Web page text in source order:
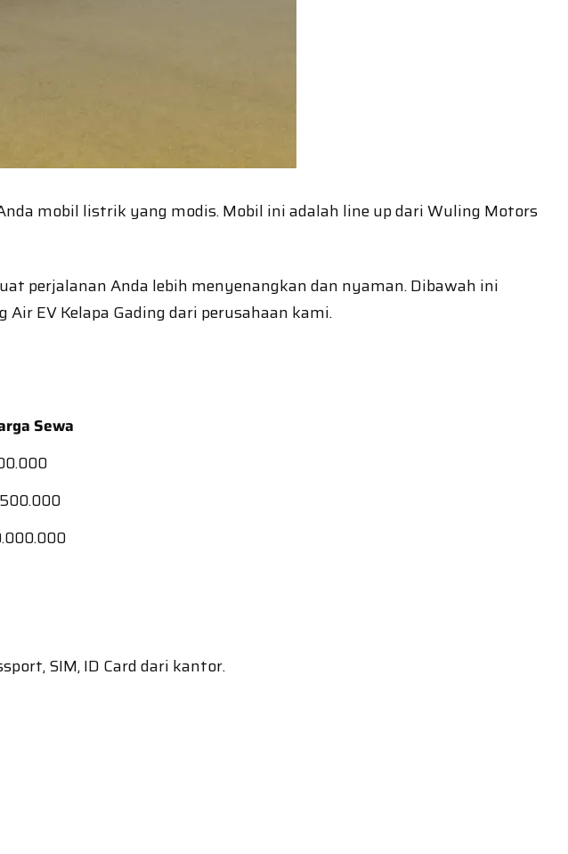
mobil listrik yang modis. Mobil ini adalah line up dari Wuling Motors
perjalanan Anda lebih menyenangkan dan nyaman. Dibawah ini
EV Kelapa Gading dari perusahaan kami.
Sewa
SIM, ID Card dari kantor.